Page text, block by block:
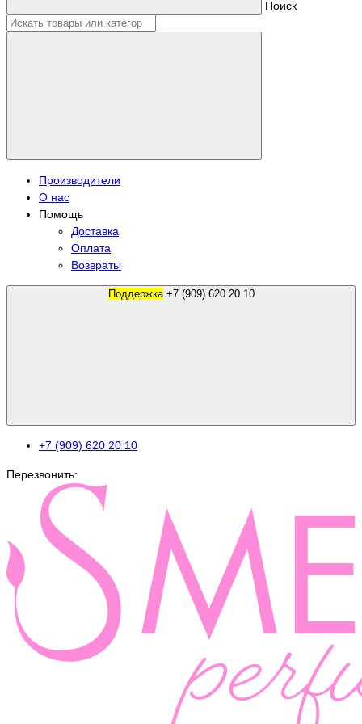
Поиск
Производители
О нас
Помощь
Доставка
Оплата
Возвраты
Поддержка +7 (909) 620 20 10
+7 (909) 620 20 10
Перезвонить: